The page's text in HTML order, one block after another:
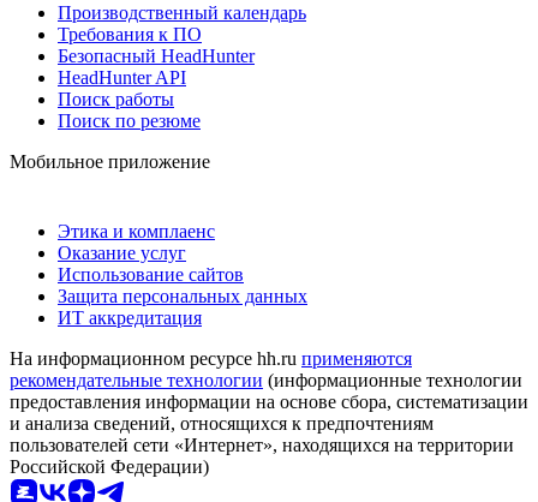
Производственный календарь
Требования к ПО
Безопасный HeadHunter
HeadHunter API
Поиск работы
Поиск по резюме
Мобильное приложение
Этика и комплаенс
Оказание услуг
Использование сайтов
Защита персональных данных
ИТ аккредитация
На информационном ресурсе hh.ru применяются
рекомендательные технологии (информационные технологии
предоставления информации на основе сбора, систематизации
и анализа сведений, относящихся к предпочтениям
пользователей сети «Интернет», находящихся на территории
Российской Федерации)